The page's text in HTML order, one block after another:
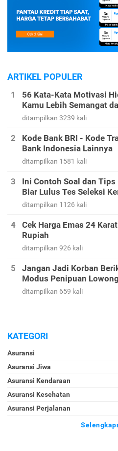
ARTIKEL POPULER
56 Kata-Kata Motivasi
Kamu Lebih Semangat
ditampilkan 3239 kali
Kode Bank BRI - Kode
Bank Indonesia Lainnya
ditampilkan 1581 kali
Ini Contoh Soal dan
Biar Lulus Tes Seleksi
ditampilkan 1126 kali
Cek Harga Emas 24
Rupiah
ditampilkan 926 kali
Jangan Jadi Korban
Modus Penipuan
ditampilkan 659 kali
KATEGORI
Asuransi
Asuransi Jiwa
Asuransi Kendaraan
Asuransi Kesehatan
Asuransi Perjalanan